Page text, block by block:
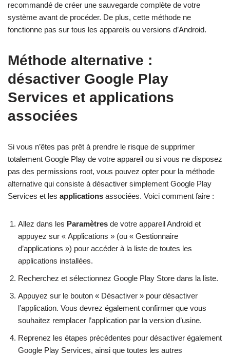
recommandé de créer une sauvegarde complète de votre
système avant de procéder. De plus, cette méthode ne
fonctionne pas sur tous les appareils ou versions d’Android.
Méthode alternative :
désactiver Google Play
Services et applications
associées
Si vous n’êtes pas prêt à prendre le risque de supprimer
totalement Google Play de votre appareil ou si vous ne disposez
pas des permissions root, vous pouvez opter pour la méthode
alternative qui consiste à désactiver simplement Google Play
Services et les applications associées. Voici comment faire :
Allez dans les Paramètres de votre appareil Android et
appuyez sur « Applications » (ou « Gestionnaire
d’applications ») pour accéder à la liste de toutes les
applications installées.
Recherchez et sélectionnez Google Play Store dans la liste.
Appuyez sur le bouton « Désactiver » pour désactiver
l’application. Vous devrez également confirmer que vous
souhaitez remplacer l’application par la version d’usine.
Reprenez les étapes précédentes pour désactiver également
Google Play Services, ainsi que toutes les autres